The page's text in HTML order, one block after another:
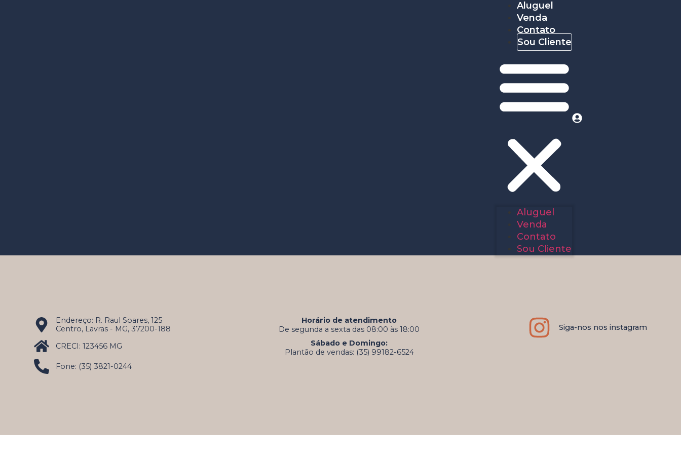
Aluguel
Venda
Contato
Sou Cliente
Aluguel
Venda
Contato
Sou Cliente
Endereço: R. Raul Soares, 125
Centro, Lavras - MG, 37200-188
CRECI: 123456 MG
Fone: (35) 3821-0244
Horário de atendimento
De segunda a sexta das 08:00 às 18:00
Sábado e Domingo:
Plantão de vendas: (35) 99182-6524
Siga-nos nos instagram